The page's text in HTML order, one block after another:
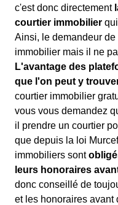
c'est donc directement
courtier immobilier
Ainsi, le demandeur
immobilier mais il ne
L'avantage des
que l'on peut y
courtier immobilier
vous vous demandez
il prendre un courtier
que depuis la loi
immobiliers sont
leurs honoraires
donc conseillé de
et les honoraires avant